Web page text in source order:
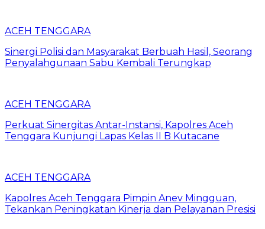
ACEH TENGGARA
Sinergi Polisi dan Masyarakat Berbuah Hasil, Seorang
Penyalahgunaan Sabu Kembali Terungkap
ACEH TENGGARA
Perkuat Sinergitas Antar-Instansi, Kapolres Aceh
Tenggara Kunjungi Lapas Kelas II B Kutacane
ACEH TENGGARA
Kapolres Aceh Tenggara Pimpin Anev Mingguan,
Tekankan Peningkatan Kinerja dan Pelayanan Presisi